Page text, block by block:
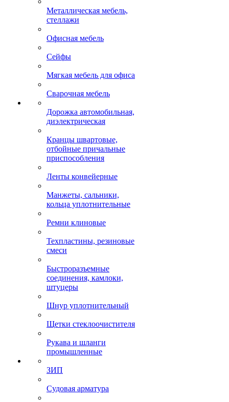
Металлическая мебель,
стеллажи
Офисная мебель
Сейфы
Мягкая мебель для офиса
Сварочная мебель
Дорожка автомобильная,
диэлектрическая
Кранцы швартовые,
отбойные причальные
приспособления
Ленты конвейерные
Манжеты, сальники,
кольца уплотнительные
Ремни клиновые
Техпластины, резиновые
смеси
Быстроразъемные
соединения, камлоки,
штуцеры
Шнур уплотнительный
Щетки стеклоочистителя
Рукава и шланги
промышленные
ЗИП
Судовая арматура